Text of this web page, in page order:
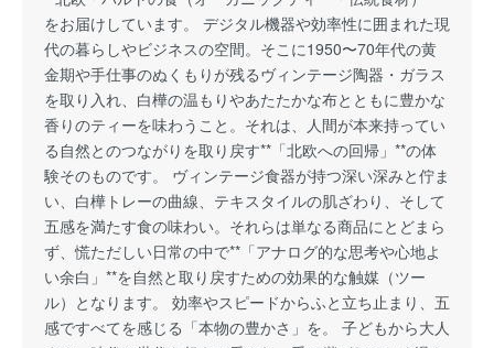
をお届けしています。 デジタル機器や効率性に囲まれた現
代の暮らしやビジネスの空間。そこに1950〜70年代の黄
金期や手仕事のぬくもりが残るヴィンテージ陶器・ガラス
を取り入れ、白樺の温もりやあたたかな布とともに豊かな
香りのティーを味わうこと。それは、人間が本来持ってい
る自然とのつながりを取り戻す**「北欧への回帰」**の体
験そのものです。 ヴィンテージ食器が持つ深い深みと佇ま
い、白樺トレーの曲線、テキスタイルの肌ざわり、そして
五感を満たす食の味わい。それらは単なる商品にとどまら
ず、慌ただしい日常の中で**「アナログ的な思考や心地よ
い余白」**を自然と取り戻すための効果的な触媒（ツー
ル）となります。 効率やスピードからふと立ち止まり、五
感ですべてを感じる「本物の豊かさ」を。 子どもから大人